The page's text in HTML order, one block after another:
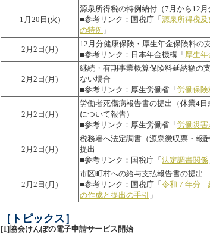
1月20日(火)
源泉所得税の特例納付（7月から12月
■参考リンク：国税庁「 源泉所得税
の特例 」
2月2日(月)
12月分健康保険・厚生年金保険料の
■参考リンク：日本年金機構「 厚生
2月2日(月)
継続・有期事業概算保険料延納額
ない場合
■参考リンク：厚生労働省「 労働保
2月2日(月)
労働者死傷病報告書の提出（休業4
について報告）
■参考リンク：厚生労働省「 労働災害
2月2日(月)
税務署へ法定調書（源泉徴収票・報
提出
■参考リンク：国税庁「 法定調書関係
2月2日(月)
市区町村への給与支払報告書の提出
■参考リンク：国税庁「 令和７年分
の作成と提出の手引
」
［トピックス］
[1]協会けんぽの電子申請サービス開始